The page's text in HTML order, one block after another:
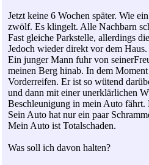
Jetzt keine 6 Wochen später. Wie
zwölf. Es klingelt. Alle Nachbarn
Fast gleiche Parkstelle, allerdings
Jedoch wieder direkt vor dem Haus.
Ein junger Mann fuhr von
meinen Berg hinab. In dem
Vorderreifen. Er ist so wütend
und dann mit einer unerklärlichen
Beschleunigung in mein Auto fährt.
Sein Auto hat nur ein paar
Mein Auto ist Totalschaden.
Was soll ich davon halten?